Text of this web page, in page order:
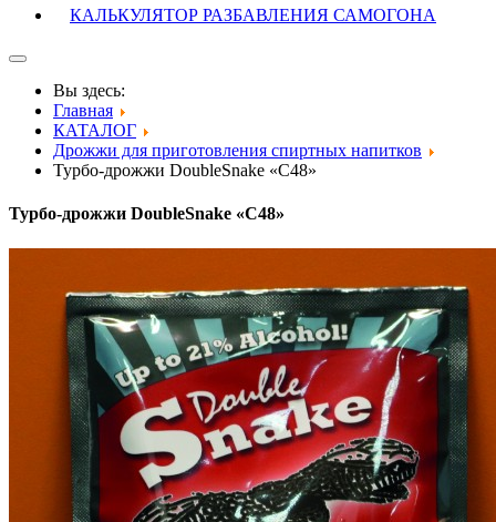
КАЛЬКУЛЯТОР РАЗБАВЛЕНИЯ САМОГОНА
Вы здесь:
Главная
КАТАЛОГ
Дрожжи для приготовления спиртных напитков
Турбо-дрожжи DoubleSnake «С48»
Турбо-дрожжи DoubleSnake «С48»